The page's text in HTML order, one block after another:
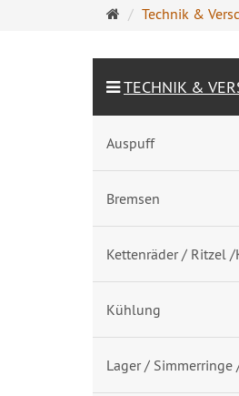
Startseite
Technik &
TECHNIK &
Auspuff
Bremsen
Kettenräder / Ritzel /
Kühlung
Lager / Simmerringe